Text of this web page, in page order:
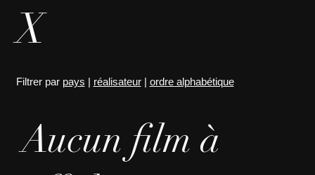
X
Filtrer par pays | réalisateur| ordre alphabétique
Aucun film à